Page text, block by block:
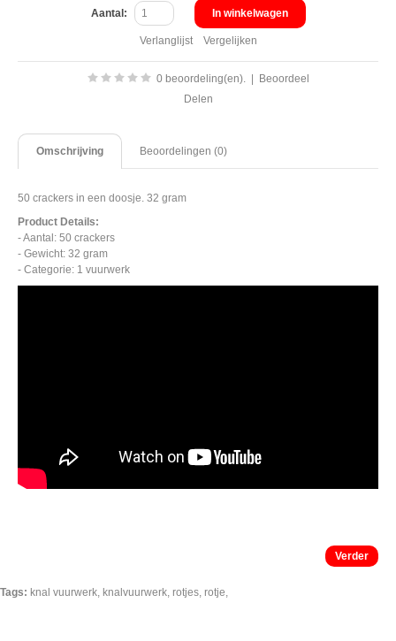
Aantal: In winkelwagen
Verlanglijst Vergelijken
0 beoordeling(en).|
Beoordeel
Delen
Omschrijving Beoordelingen (0)
50 crackers in een doosje. 32 gram
Product Details:
- Aantal: 50 crackers
- Gewicht: 32 gram
- Categorie: 1 vuurwerk
Verder
Tags: knal vuurwerk knalvuurwerk rotjes rotje